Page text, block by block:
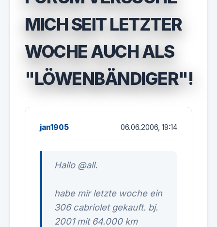
MICH SEIT LETZTER
WOCHE AUCH ALS
"LÖWENBÄNDIGER"!
jan1905 06.06.2006, 19:14
Hallo @all.
habe mir letzte woche ein
306 cabriolet gekauft. bj.
2001 mit 64.000 km